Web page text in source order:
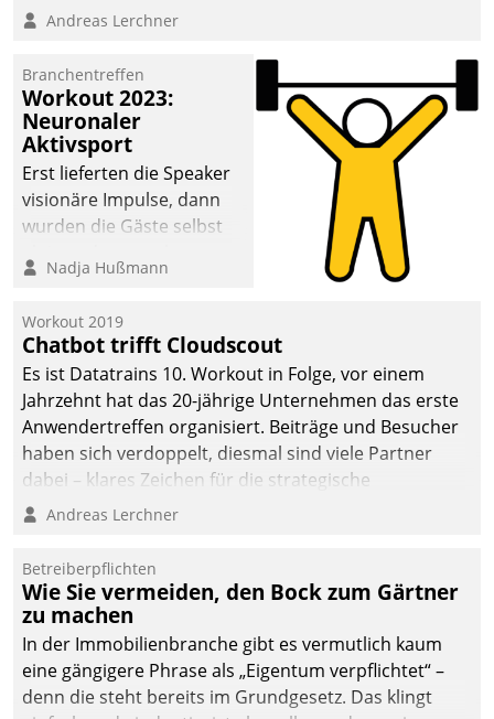
Andreas Lerchner
Branchentreffen
Workout 2023:
Neuronaler
Aktivsport
Erst lieferten die Speaker
visionäre Impulse, dann
wurden die Gäste selbst
methodisch
Quartier. Dazwischen
zeigte Datatrain, was es
Neues zu bieten hat.
Nadja Hußmann
Workout 2019
Chatbot trifft Cloudscout
Es ist Datatrains 10. Workout in Folge, vor einem
Jahrzehnt hat das 20-jährige Unternehmen das erste
Anwendertreffen organisiert. Beiträge und Besucher
haben sich verdoppelt, diesmal sind viele Partner
dabei – klares Zeichen für die strategische
Fokussierung auf den Kunden.
Andreas Lerchner
Betreiberpflichten
Wie Sie vermeiden, den Bock zum Gärtner
zu machen
In der Immobilienbranche gibt es vermutlich kaum
eine gängigere Phrase als „Eigentum verpflichtet“ –
denn die steht bereits im Grundgesetz. Das klingt